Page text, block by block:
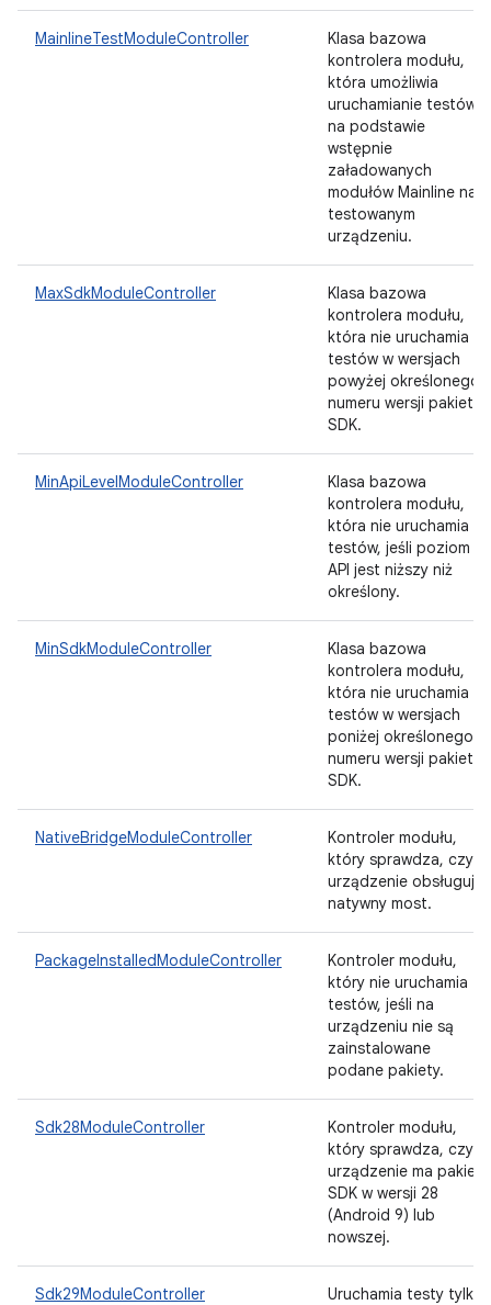
MainlineTestModuleController
Klasa bazowa
kontrolera modułu,
która umożliwia
uruchamianie testów
na podstawie
wstępnie
załadowanych
modułów Mainline na
testowanym
urządzeniu.
MaxSdkModuleController
Klasa bazowa
kontrolera modułu,
która nie uruchamia
testów w wersjach
powyżej określonego
numeru wersji pakietu
SDK.
MinApiLevelModuleController
Klasa bazowa
kontrolera modułu,
która nie uruchamia
testów, jeśli poziom
API jest niższy niż
określony.
MinSdkModuleController
Klasa bazowa
kontrolera modułu,
która nie uruchamia
testów w wersjach
poniżej określonego
numeru wersji pakietu
SDK.
NativeBridgeModuleController
Kontroler modułu,
który sprawdza, czy
urządzenie obsługuje
natywny most.
PackageInstalledModuleController
Kontroler modułu,
który nie uruchamia
testów, jeśli na
urządzeniu nie są
zainstalowane
podane pakiety.
Sdk28ModuleController
Kontroler modułu,
który sprawdza, czy
urządzenie ma pakiet
SDK w wersji 28
(Android 9) lub
nowszej.
Sdk29ModuleController
Uruchamia testy tylko